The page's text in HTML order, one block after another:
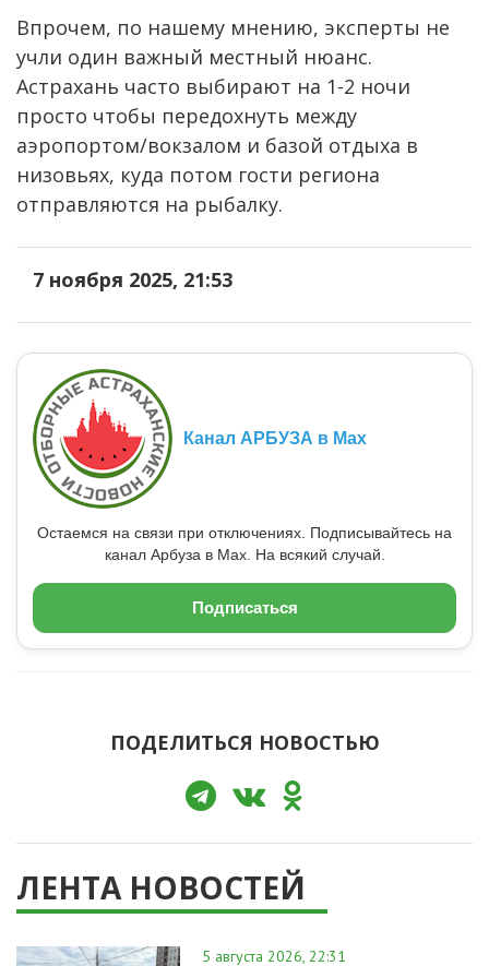
Впрочем, по нашему мнению, эксперты не
учли один важный местный нюанс.
Астрахань часто выбирают на 1-2 ночи
просто чтобы передохнуть между
аэропортом/вокзалом и базой отдыха в
низовьях, куда потом гости региона
отправляются на рыбалку.
7 ноября 2025, 21:53
Канал АРБУЗА в Max
Остаемся на связи при отключениях. Подписывайтесь на
канал Арбуза в Max. На всякий случай.
Подписаться
ПОДЕЛИТЬСЯ НОВОСТЬЮ
ЛЕНТА НОВОСТЕЙ
5 августа 2026, 22:31